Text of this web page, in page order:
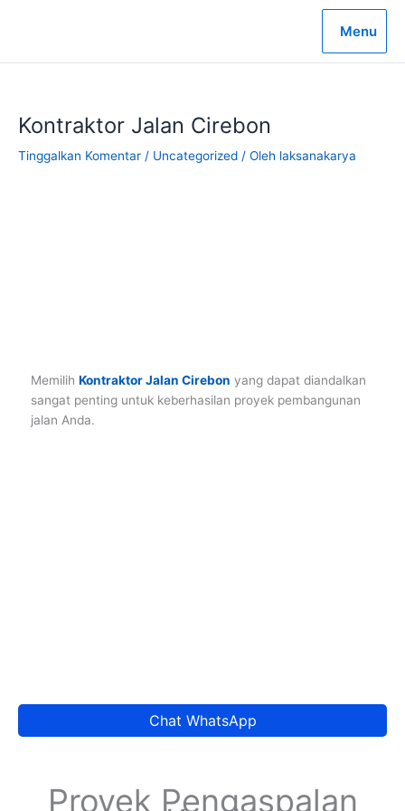
Menu
Kontraktor Jalan Cirebon
Tinggalkan Komentar / Uncategorized / Oleh laksanakarya
Memilih Kontraktor Jalan Cirebon yang dapat diandalkan
sangat penting untuk keberhasilan proyek pembangunan
jalan Anda.
Chat WhatsApp
Proyek Pengaspalan